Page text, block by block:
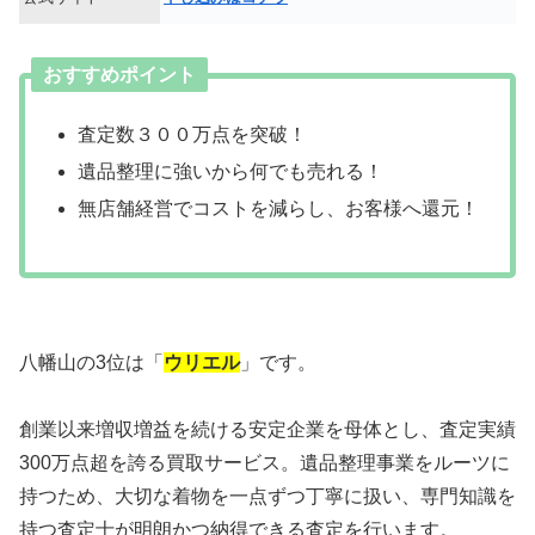
おすすめポイント
査定数３００万点を突破！
遺品整理に強いから何でも売れる！
無店舗経営でコストを減らし、お客様へ還元！
八幡山の3位は「 ウリエル」です。
創業以来増収増益を続ける安定企業を母体とし、査定実績
300万点超を誇る買取サービス。遺品整理事業をルーツに
持つため、大切な着物を一点ずつ丁寧に扱い、専門知識を
持つ査定士が明朗かつ納得できる査定を行います。